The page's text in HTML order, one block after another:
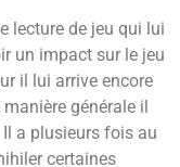
lecture de jeu qui lui
un impact sur le jeu
il lui arrive encore
générale il
Il a plusieurs fois au
certaines